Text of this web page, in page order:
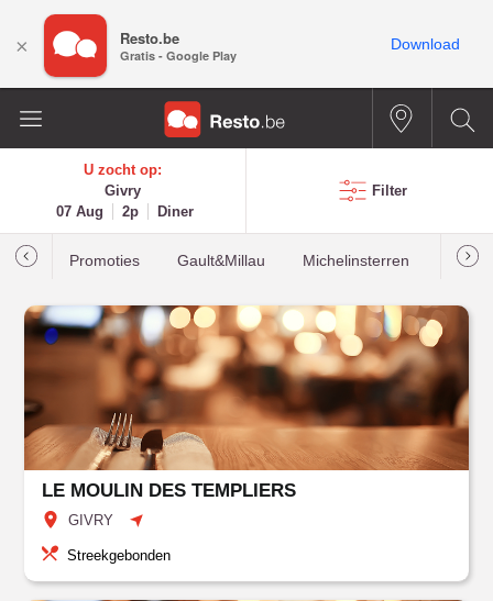
U zocht op:
Givry
07 Aug
2p Diner
Filter
Promoties Gault&Millau Michelinsterren
LE MOULIN DES TEMPLIERS
GIVRY
Streekgebonden
× Resto.be
Gratis - Google Play
Download